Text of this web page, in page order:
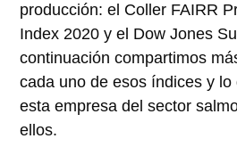
producción: el Coller FAIRR
Index 2020 y el Dow Jones
continuación compartimos
cada uno de esos índices y
esta empresa del sector
ellos.